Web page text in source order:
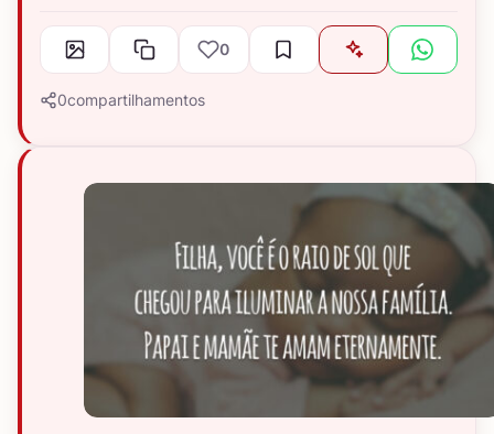
0
0compartilhamentos